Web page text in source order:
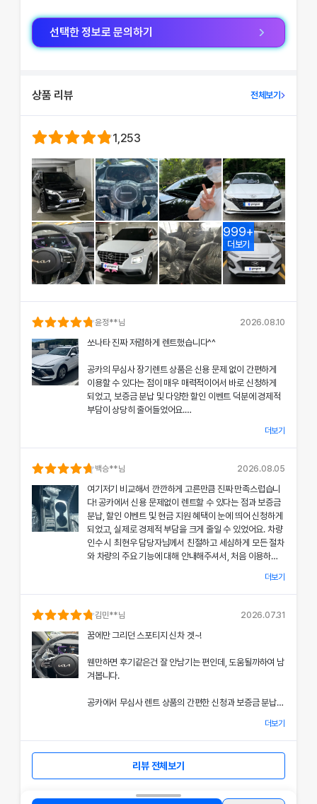
선택한 정보로 문의하기
상품 리뷰 전체보기
1,253
999+
더보기
윤정**님 2026.08.10
쏘나타 진짜 저렴하게 렌트했습니다^^
공카의 무심사 장기렌트 상품은 신용 문제 없이 간편하게
이용할 수 있다는 점이 매우 매력적이어서 바로 신청하게
되었고, 보증금 분납 및 다양한 할인 이벤트 덕분에 경제적
부담이 상당히 줄어들었어요.
차량 인수 시 장민혁 담당자님께서 친절하고 꼼꼼하게 신차
의 상태와 각종 기능에 대해 설명해주셔서, 처음 이용하는
분들도 부담 없이 서비스를 체험할 수 있었어요.
공카의 본부 직거래 시스템으로 중간 마진 없이 합리적인
렌트료를 제공받았고, 즉시 출고되는 신차 덕분에 긴급 상
황에서도 차질 없이 차량을 이용할 수 있었던 점이 특히 인
상 깊었어요.
쏘나타의 세련된 디자인과 최신 편의 기능, 그리고 안전 장
치에 대한 세심한 관리가 직접 눈으로 확인되면서 전체적인
서비스 만족도가 한층 높아졌고, 이러한 경험은 앞으로도
다시 이용하고 싶은 강력한 동기가 되었어요.
돋보여 제게 잊지 못할 기억으로 남았으며, 이 만족스러운
더보기
백승**님 2026.08.05
여기저기 비교해서 깐깐하게 고른만큼 진짜 만족스럽습니
다! 공카에서 신용 문제없이 렌트할 수 있다는 점과 보증금
분납, 할인 이벤트 및 현금 지원 혜택이 눈에 띄어 신청하게
되었고, 실제로 경제적 부담을 크게 줄일 수 있었어요. 차량
인수 시 최현우 담당자님께서 친절하고 세심하게 모든 절차
와 차량의 주요 기능에 대해 안내해주셔서, 처음 이용하는
공카의 본부 직거래 시스템 덕분에 렌트료가 매우 합리적으
로 책정되었고, 필요할 때마다 즉시 출고되는 신차 시스템
은 제 일정에 맞춰 안정적으로 차량을 이용할 수 있도록 도
와주었어요.
쏘나타의 우아한 디자인과 최신 편의 기능, 그리고 안전장
치에 대한 상세한 설명은 제 기대 이상이었으며, 전 과정에
어요.
이처럼 체계적이고 친절한 서비스는 앞으로 차량 렌트 시에
도 공카를 우선적으로 이용하게 만들 정도로 만족스러웠으
더보기
김민**님 2026.07.31
꿈에만 그리던 스포티지 신차 겟~!
웬만하면 후기같은건 잘 안남기는 편인데, 도움될까하여 남
겨봅니다.
공카에서 무심사 렌트 상품의 간편한 신청과 보증금 분납,
차량 인수 시 이준호 담당자님께서 따뜻하면서도 세심하게
차량의 기능과 사용법에 대해 설명해주셔서, 처음 이용하는
고객도 쉽게 적응할 수 있었고, 신차의 상태와 관리 시스템
에 대해 확신을 가질 수 있었어요.
더보기
리뷰 전체보기